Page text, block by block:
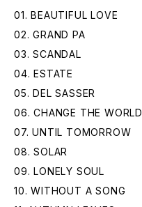
01. BEAUTIFUL LOVE
02. GRAND PA
03. SCANDAL
04. ESTATE
05. DEL SASSER
06. CHANGE THE WORLD
07. UNTIL TOMORROW
08. SOLAR
09. LONELY SOUL
10. WITHOUT A SONG